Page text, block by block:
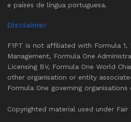
e países de língua portuguesa.
Disclaimer
F1PT is not affiliated with Formula 1,
Management, Formula One
Licensing BV, Formula One World
other organisation or entity
Formula One governing
Copyrighted material used under Fair